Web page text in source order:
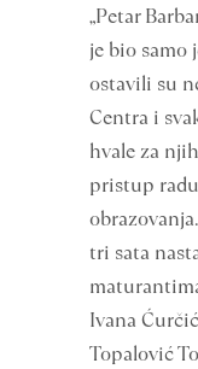
„Petar
je bio samo
ostavili su
Centra i
hvale za
pristup
tri sata
Ivana
Topalović